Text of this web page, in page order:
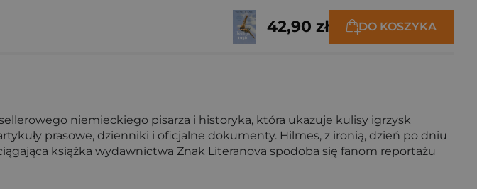
42,90 zł DO KOSZYKA
niemieckiego pisarza i historyka, która ukazuje kulisy igrzysk
prasowe, dzienniki i oficjalne dokumenty. Hilmes, z ironią, dzień po dniu
książka wydawnictwa Znak Literanova spodoba się fanom reportażu